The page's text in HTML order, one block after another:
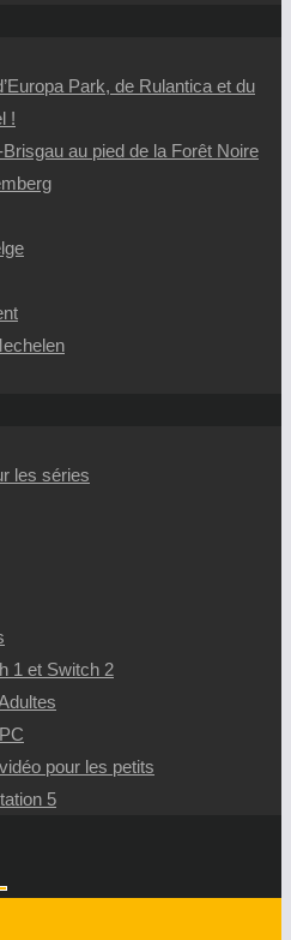
Park, de Rulantica et du
!
au pied de la Forêt Noire
les séries
1 et Switch 2
pour les petits
5